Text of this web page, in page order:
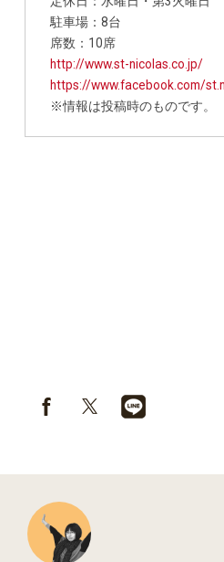
駐車場：8台
席数：10席
http://www.st-nicolas.co.jp/
https://www.facebook.com/
※情報は投稿時のものです。